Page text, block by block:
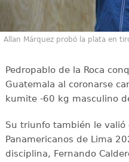
Allan Márquez probó la plata en
Pedropablo de la Roca
Guatemala al coronarse
kumite -60 kg masculino
Su triunfo también le valió
Panamericanos de Lima
disciplina, Fernando